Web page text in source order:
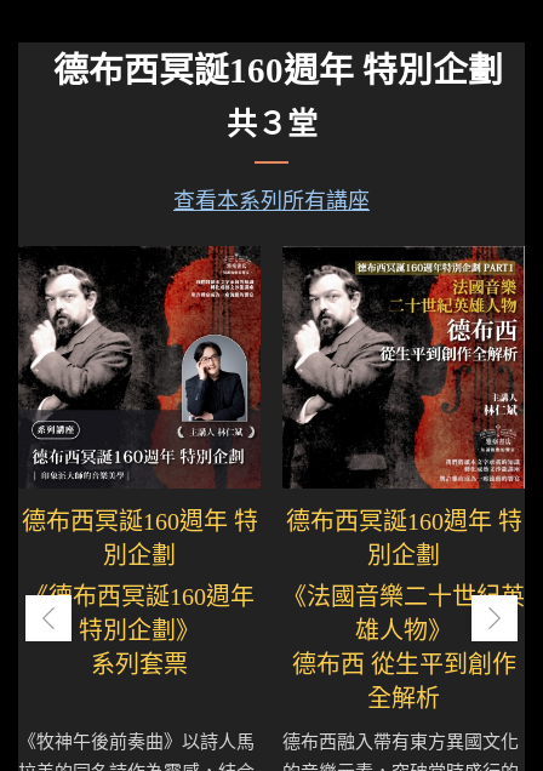
德布西冥誕160週年 特別企劃
共３堂
查看本系列所有講座
德布西冥誕160週年 特
別企劃
《德布西冥誕160週年
特別企劃》
系列套票
《牧神午後前奏曲》以詩人馬
德布西冥誕160週年 特
別企劃
《法國音樂二十世紀英
雄人物》
德布西 從生平到創作
全解析
德布西融入帶有東方異國文化